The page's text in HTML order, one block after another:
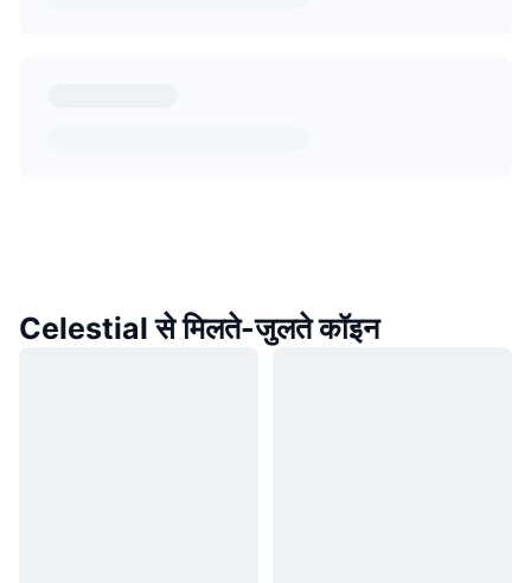
Celestial से मिलते-जुलते कॉइन